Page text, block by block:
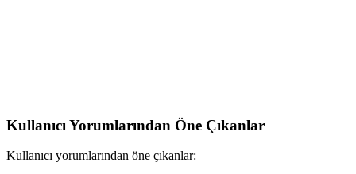
Kullanıcı Yorumlarından Öne Çıkanlar
Kullanıcı yorumlarından öne çıkanlar: